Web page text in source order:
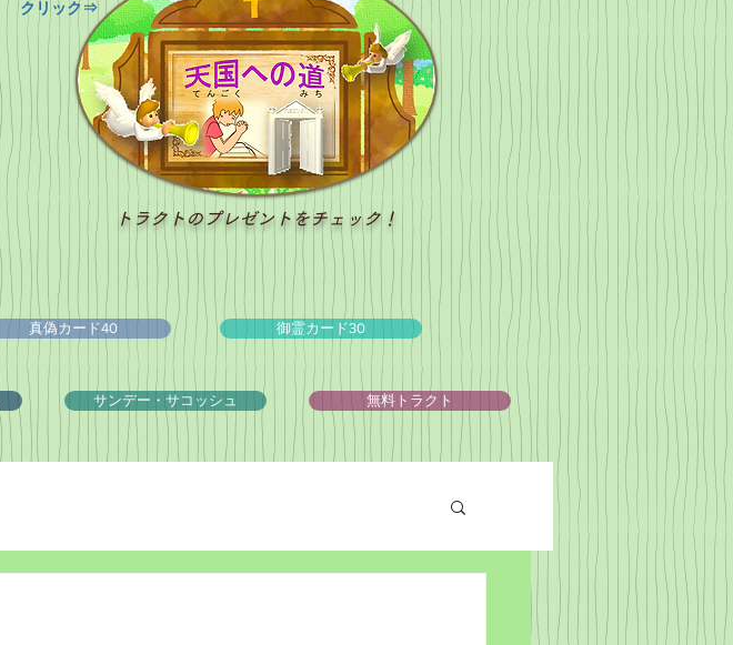
​クリック⇒
トラクトのプレゼントをチェック！
真偽カード40 御霊カード30
サンデー・サコッシュ 無料トラクト